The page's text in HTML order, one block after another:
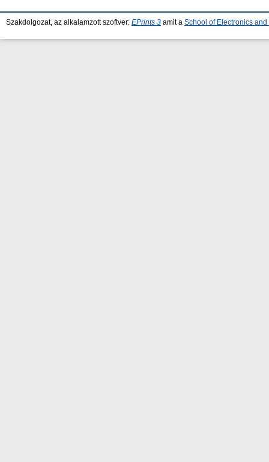
Szakdolgozat, az alkalamzott szoftver: EPrints 3 amit a School of Electronics